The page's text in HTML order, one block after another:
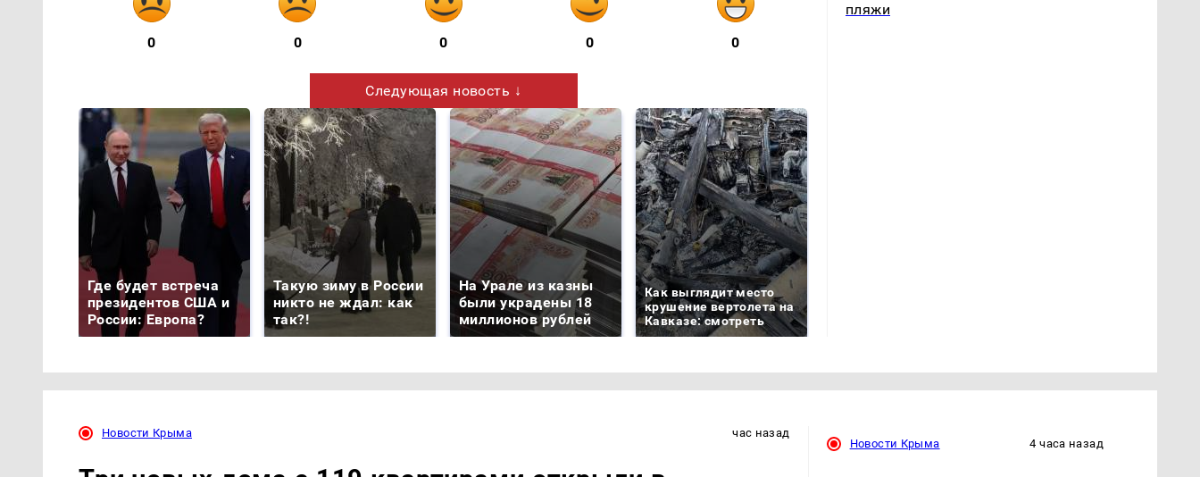
0 0 0 0 0
Следующая новость ↓
Где будет встреча
президентов США и
России: Европа?
Такую зиму в России
никто не ждал: как
так?!
На Урале из казны
были украдены 18
миллионов рублей
Как выглядит место
крушение вертолета на
Кавказе: смотреть
пляжи
Новости Крыма час назад
Новости Крыма 4 часа назад